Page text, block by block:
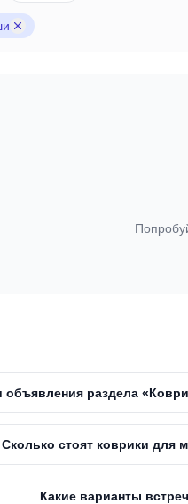
объявления раздела
Сколько стоят коврики
Какие варианты